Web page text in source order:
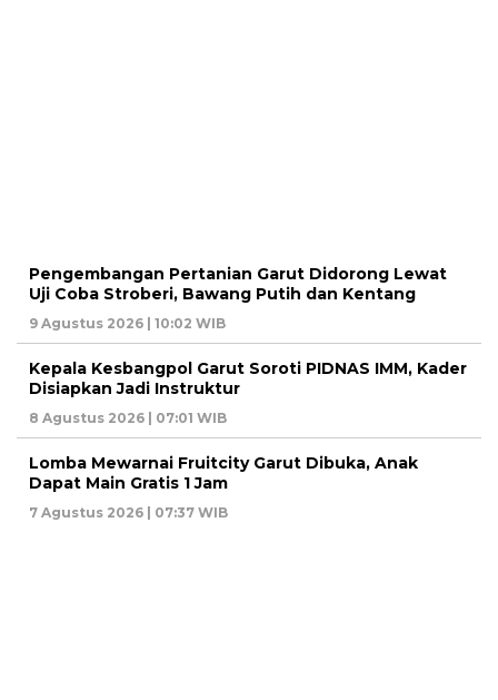
Pengembangan Pertanian Garut Didorong Lewat
Uji Coba Stroberi, Bawang Putih dan Kentang
9 Agustus 2026 | 10:02 WIB
Kepala Kesbangpol Garut Soroti PIDNAS IMM, Kader
Disiapkan Jadi Instruktur
8 Agustus 2026 | 07:01 WIB
Lomba Mewarnai Fruitcity Garut Dibuka, Anak
Dapat Main Gratis 1 Jam
7 Agustus 2026 | 07:37 WIB